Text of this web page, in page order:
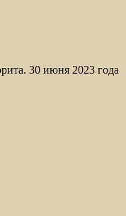
30 июня 2023 года